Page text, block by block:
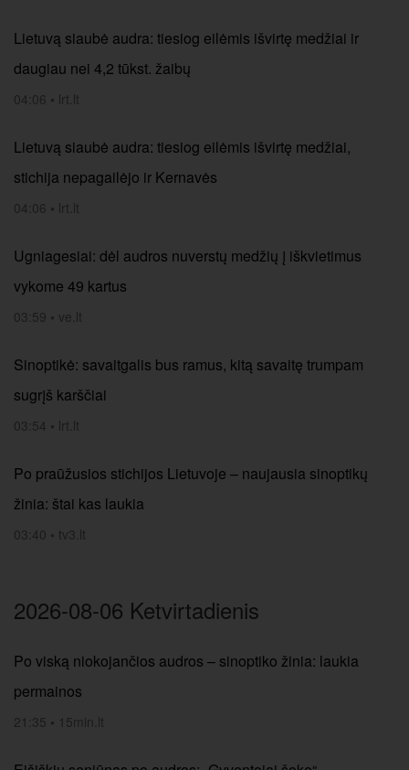
Lietuvą siaubė audra: tiesiog eilėmis išvirtę medžiai ir
daugiau nei 4,2 tūkst. žaibų
04:06 • lrt.lt
Lietuvą siaubė audra: tiesiog eilėmis išvirtę medžiai,
stichija nepagailėjo ir Kernavės
04:06 • lrt.lt
Ugniagesiai: dėl audros nuverstų medžių į iškvietimus
vykome 49 kartus
03:59 • ve.lt
Sinoptikė: savaitgalis bus ramus, kitą savaitę trumpam
sugrįš karščiai
03:54 • lrt.lt
Po praūžusios stichijos Lietuvoje – naujausia sinoptikų
žinia: štai kas laukia
03:40 • tv3.lt
2026-08-06 Ketvirtadienis
Po viską niokojančios audros – sinoptiko žinia: laukia
permainos
21:35 • 15min.lt